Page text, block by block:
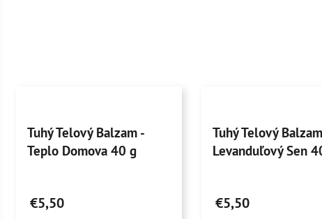
hodnotenie
produktu
z
Tuhý Telový Balzam -
Teplo Domova 40 g
€5,50
hodnotenie
produktu
z
Tuhý Telový
Levanduľový Sen
€5,50